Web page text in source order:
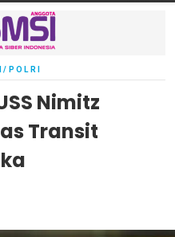
POLRI
Nimitz
Transit